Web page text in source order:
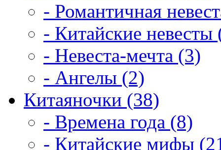
- Романтичная
- Китайские невесты
- Невеста-мечта (3)
- Ангелы (2)
Китаяночки (38)
- Времена года (8)
- Китайские мифы